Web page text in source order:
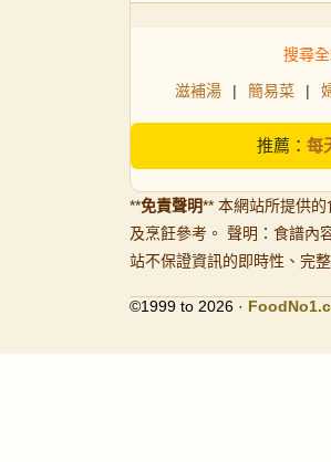
搜尋
滋補湯 | 簡易菜 |
推薦： 每
**免責聲明** 本網站所提供
及烹飪參考。 聲明：食譜內
站不保證資訊的即時性、完
©1999 to 2026 · FoodNo1